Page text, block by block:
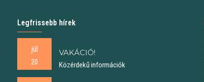
Legfrissebb hírek
júl
20
VAKÁCIÓ!
Közérdekű információk